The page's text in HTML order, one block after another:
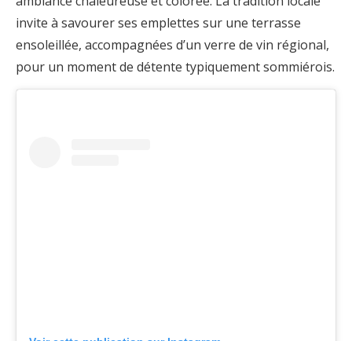
invite à savourer ses emplettes sur une terrasse
ensoleillée, accompagnées d’un verre de vin régional,
pour un moment de détente typiquement sommiérois.